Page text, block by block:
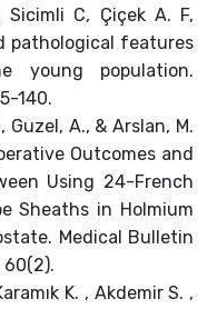
Sicimli C, Çiçek A. F,
pathological features
young population.
140.
Guzel, A., & Arslan, M.
Outcomes and
Using 24-French
Sheaths in Holmium
Medical Bulletin
K. , Akdemir S. ,